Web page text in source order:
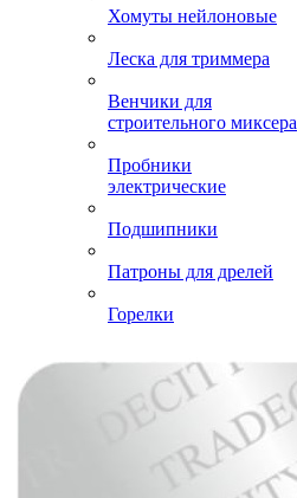
Хомуты нейлоновые
Леска для триммера
Венчики для
строительного миксера
Пробники
электрические
Подшипники
Патроны для дрелей
Горелки